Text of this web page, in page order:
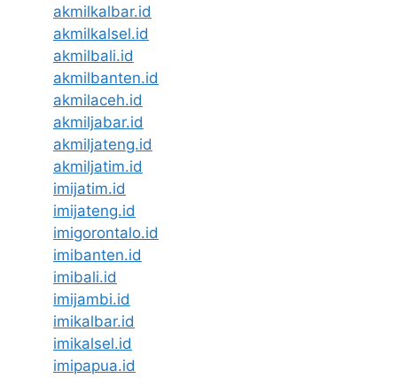
akmilkalbar.id
akmilkalsel.id
akmilbali.id
akmilbanten.id
akmilaceh.id
akmiljabar.id
akmiljateng.id
akmiljatim.id
imijatim.id
imijateng.id
imigorontalo.id
imibanten.id
imibali.id
imijambi.id
imikalbar.id
imikalsel.id
imipapua.id